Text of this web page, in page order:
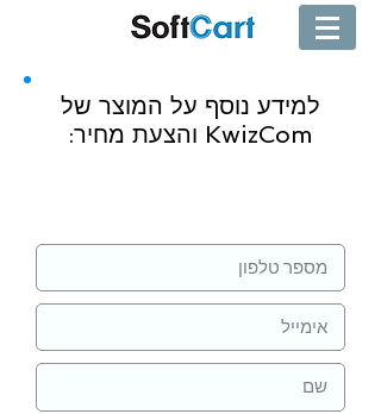
למידע נוסף על המוצר של
KwizCom והצעת מחיר: